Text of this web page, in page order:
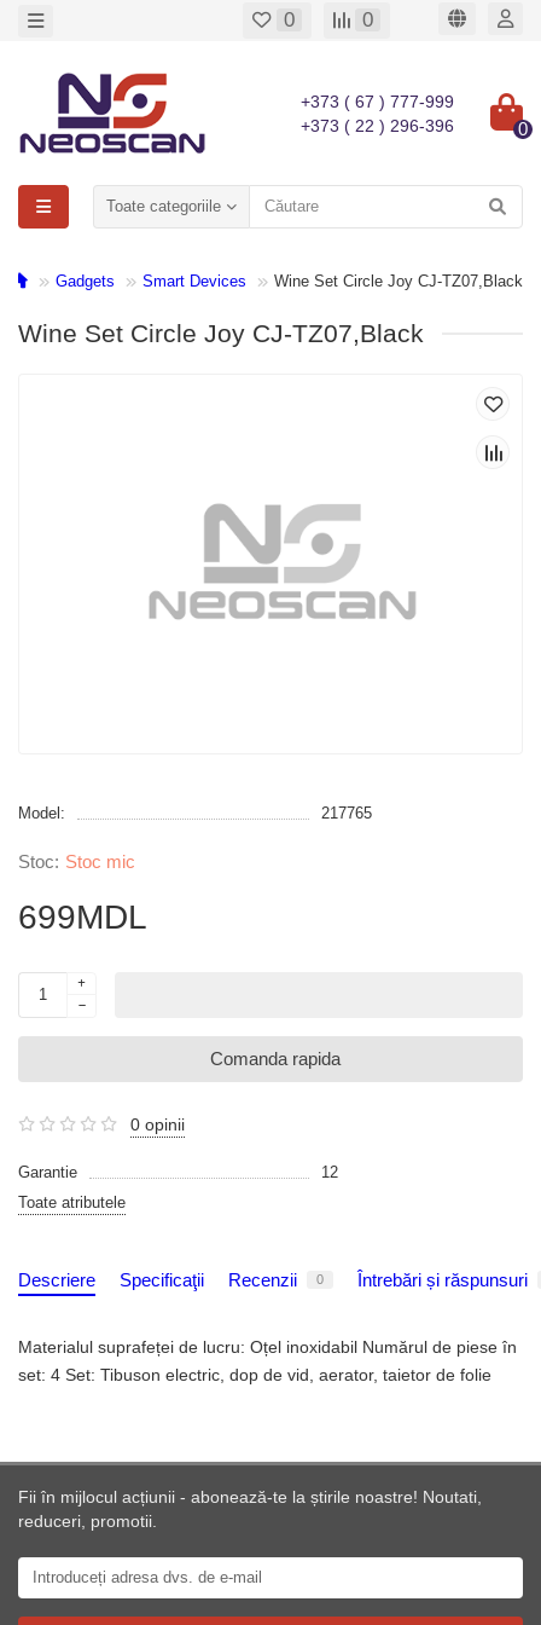
0 0
+373 ( 67 ) 777-999
+373 ( 22 ) 296-396
0
Toate categoriile
Gadgets Smart Devices Wine Set Circle Joy CJ-TZ07,Black
Wine Set Circle Joy CJ-TZ07,Black
Model: 217765
Stoc mic
699MDL
Comanda rapida
0 opinii
Garantie
12
Toate atributele
Descriere Specificaţii Recenzii 0 Întrebări și răspunsuri
Materialul suprafeței de lucru: Oțel inoxidabil Numărul de piese în
set: 4 Set: Tibuson electric, dop de vid, aerator, taietor de folie
Fii în mijlocul acțiunii - abonează-te la știrile noastre! Noutati,
reduceri, promotii.